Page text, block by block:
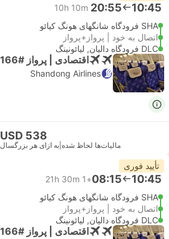
10:45
20:55
10h 10m
SHA فرودگاه شانگهای هونگ کیائو
اتصال به خود | پرواز+پرواز
DLC فرودگاه دالیان, لیائونینگ
اقتصادی | پرواز #SC1166
Shandong Airlines
USD 538
مالیات‌ها لحاظ شده به ازای هر بزرگسال
تأیید فوری
10:45
08:15
+1
21h 30m
SHA فرودگاه شانگهای هونگ کیائو
اتصال به خود | پرواز+پرواز
DLC فرودگاه دالیان, لیائونینگ
اقتصادی | پرواز #SC1166